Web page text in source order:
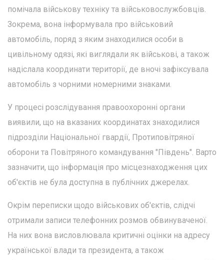
помічала військову техніку та військовослужбовців.
Зокрема, вона інформувала про військовий
автомобіль, поряд з яким знаходилися особи в
цивільному одязі, які виглядали як військові, а також
надіслала координати території, де вночі зафіксувала
автомобіль з чорними номерними знаками.
У процесі розслідування правоохоронні органи
виявили, що на вказаних координатах знаходилися
підрозділи Національної гвардії, Протиповітряної
оборони та Повітряного командування "Південь". Варто
зазначити, що інформація про місцезнаходження цих
об'єктів не була доступна в публічних джерелах.
Окрім переписки щодо військових об'єктів, слідчі
отримали записи телефонних розмов обвинуваченої.
На них вона висловлювала критичні оцінки на адресу
української влади та президента, а також